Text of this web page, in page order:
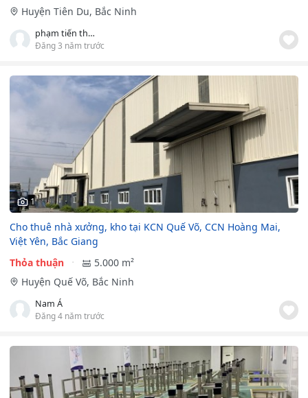
Huyện Tiên Du, Bắc Ninh
phạm tiến thưởng
Đăng 3 năm trước
1
Cho thuê nhà xưởng, kho tại KCN Quế Võ, CCN Hoàng Mai,
Việt Yên, Bắc Giang
Thỏa thuận
5.000 m²
Huyện Quế Võ, Bắc Ninh
Nam Á
Đăng 4 năm trước